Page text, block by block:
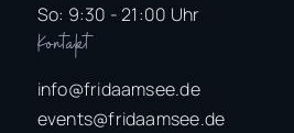
So: 9:30 - 21:00 Uhr
Kontakt
info@fridaamsee.de
events@fridaamsee.de